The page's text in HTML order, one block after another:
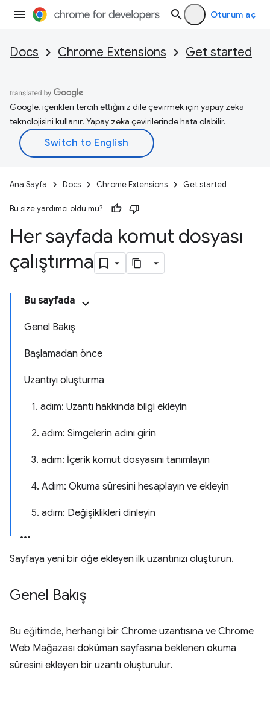
Oturum aç
Docs Chrome Extensions Get started
Google, içerikleri tercih ettiğiniz dile çevirmek için yapay zeka
teknolojisini kullanır. Yapay zeka çevirilerinde hata olabilir.
Ana Sayfa Docs Chrome Extensions Get started
Bu size yardımcı oldu mu?
Her sayfada komut dosyası
çalıştırma
Bu sayfada
Genel Bakış
Başlamadan önce
Uzantıyı oluşturma
1. adım: Uzantı hakkında bilgi ekleyin
2. adım: Simgelerin adını girin
3. adım: İçerik komut dosyasını tanımlayın
4. Adım: Okuma süresini hesaplayın ve ekleyin
5. adım: Değişiklikleri dinleyin
Sayfaya yeni bir öğe ekleyen ilk uzantınızı oluşturun.
Genel Bakış
Bu eğitimde, herhangi bir Chrome uzantısına ve Chrome
Web Mağazası doküman sayfasına beklenen okuma
süresini ekleyen bir uzantı oluşturulur.